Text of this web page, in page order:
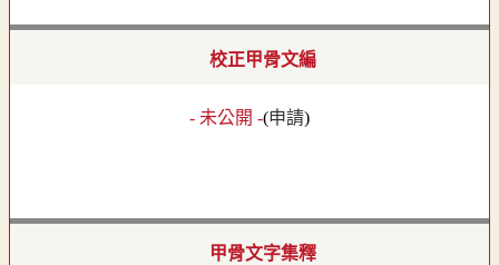
校正甲骨文編
- 未公開 -(申請)
甲骨文字集釋